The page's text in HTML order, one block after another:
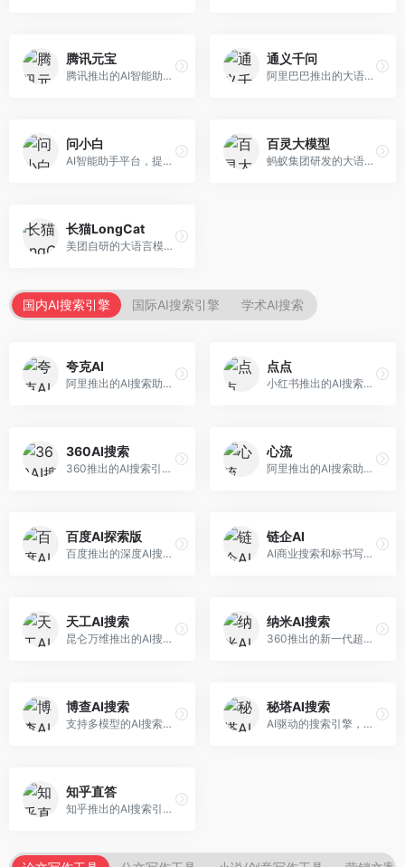
腾讯元宝
腾讯推出的AI智能助手，整合微信生态和腾讯云服务。面向普通用户和企业客户，支持文档解析、图像理解、联网搜索等功能，与腾讯产品无缝衔接，办公协作便捷。
通义千问
阿里巴巴推出的大语言模型平台，提供对话问答、文档处理、图像理解、代码编写等全方位AI服务。面向企业用户和个人开发者，集成阿里云生态，支持多模态交互，企业级安全保障。
问小白
AI智能助手平台，提供知识问答、文本创作、文档处理等服务。面向普通用户和职场人士，操作简便，响应速度快，支持多场景应用。
百灵大模型
蚂蚁集团研发的大语言模型平台，专注于金融科技和企业服务。面向金融机构和企业客户，提供智能客服、风险分析、文档处理等服务，金融场景理解深入。
长猫LongCat
美团自研的大语言模型对话平台，专注于本地生活服务场景。面向美团生态用户，提供智能推荐、服务问答等功能，本地生活知识覆盖全面。
国内AI搜索引擎 国际AI搜索引擎 学术AI搜索
夸克AI
阿里推出的AI搜索助手，整合搜索与AI功能。面向年轻用户，提供智能搜索、文档处理、学习辅助等服务，与夸克生态深度整合。
点点
小红书推出的AI搜索应用，专注于生活方式内容搜索。面向小红书用户，提供生活攻略、消费决策、内容推荐等服务，生活方式内容丰富。
360AI搜索
360推出的AI搜索引擎，专注于安全智能搜索。面向普通用户，提供智能问答、网页搜索、内容整理等服务，安全防护能力强。
心流
阿里推出的AI搜索助手，专注于智能信息获取。面向普通用户，提供智能搜索、内容整理、知识问答等服务，与阿里生态深度整合。
百度AI探索版
百度推出的深度AI搜索引擎，整合百度知识图谱。面向中文用户，提供智能问答、知识探索、内容生成等服务，知识覆盖面广。
链企AI
AI商业搜索和标书写作工具，专注于企业服务场景。面向企业用户，提供商业信息搜索、标书生成、企业分析等服务，商业信息专业。
天工AI搜索
昆仑万维推出的AI搜索引擎，整合大模型与搜索能力。面向普通用户，提供智能问答、深度搜索、内容整理等服务，中文搜索体验好。
纳米AI搜索
360推出的新一代超级AI搜索，深度整合360搜索资源。面向普通用户，提供智能问答、多模态搜索、内容生成等服务，安全可靠。
博查AI搜索
支持多模型的AI搜索引擎，整合多种大模型能力。面向AI爱好者，提供多模型搜索、答案对比、深度分析等服务，模型选择灵活。
秘塔AI搜索
AI驱动的搜索引擎，专注于无广告直达结果。面向研究者和信息获取需求者，提供深度搜索、来源标注、答案整理等服务，搜索结果干净准确，信息可信度高。
知乎直答
知乎推出的AI搜索引擎，专注于知识问答场景。面向知识获取者，提供知乎内容搜索、智能问答、知识整理等服务，专业知识丰富。